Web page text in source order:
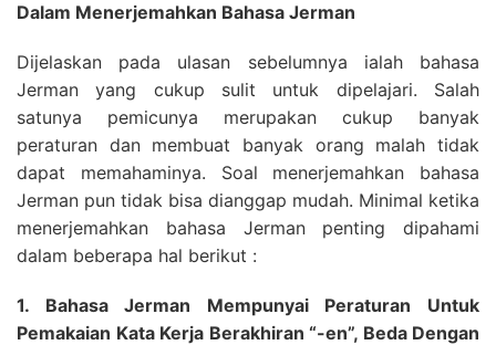
Dalam Menerjemahkan Bahasa Jerman
Dijelaskan pada ulasan sebelumnya ialah bahasa
Jerman yang cukup sulit untuk dipelajari. Salah
satunya pemicunya merupakan cukup banyak
peraturan dan membuat banyak orang malah tidak
dapat memahaminya. Soal menerjemahkan bahasa
Jerman pun tidak bisa dianggap mudah. Minimal ketika
menerjemahkan bahasa Jerman penting dipahami
dalam beberapa hal berikut :
1. Bahasa Jerman Mempunyai Peraturan Untuk
Pemakaian Kata Kerja Berakhiran “-en”, Beda Dengan